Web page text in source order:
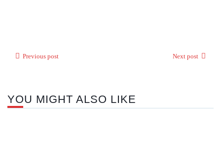
Previous post Next post
YOU MIGHT ALSO LIKE